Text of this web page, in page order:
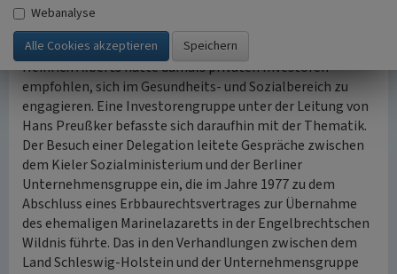
Landesbeauftragten für Psychiatrie, Dr. Boroffka, das kurz
zuvor eingeweihte heilpädagogische Zentrum in Berlin.
Der zu jener Zeit in Berlin regierende Bürgermeister
Heinrich Alberts hatte damals privaten Investoren
empfohlen, sich im Gesundheits- und Sozialbereich zu
engagieren. Eine Investorengruppe unter der Leitung von
Hans Preußker befasste sich daraufhin mit der Thematik.
Der Besuch einer Delegation leitete Gespräche zwischen
dem Kieler Sozialministerium und der Berliner
Unternehmensgruppe ein, die im Jahre 1977 zu dem
Abschluss eines Erbbaurechtsvertrages zur Übernahme
des ehemaligen Marinelazaretts in der Engelbrechtschen
Wildnis führte. Das in den Verhandlungen zwischen dem
Land Schleswig-Holstein und der Unternehmensgruppe
Webanalyse